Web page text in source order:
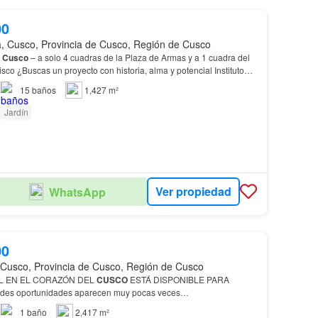
Cusco, Provincia de Cusco, Región de Cusco
Cusco– a solo 4 cuadras de la Plaza de Armas y a 1 cuadra del
¿Buscas un proyecto con historia, alma y potencial Instituto
Documentación debidamente saneada…
15 baños
1,427 m²
Jardín
WhatsApp Ver propiedad
Provincia de Cusco, Región de Cusco
EN EL CORAZÓN DEL CUSCOESTÁ DISPONIBLE PARA
oportunidades aparecen muy pocas veces…
1 baño 2,417 m²